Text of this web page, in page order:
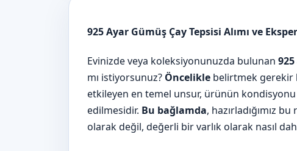
925 Ayar Gümüş Çay Tepsisi Alımı ve
Evinizde veya koleksiyonunuzda bulunan
mı istiyorsunuz? Öncelikle belirtmek gerekir
etkileyen en temel unsur, ürünün
edilmesidir. Bu bağlamda, hazırladığımız
olarak değil, değerli bir varlık olarak nasıl